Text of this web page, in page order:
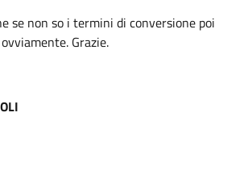
se non so i termini di conversione poi
Grazie.